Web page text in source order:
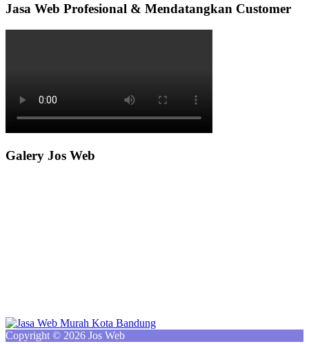
Jasa Web Profesional & Mendatangkan Customer
Galery Jos Web
Copyright © 2026 Jos Web